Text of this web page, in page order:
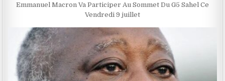
Emmanuel Macron Va Participer Au Sommet Du G5 Sahel Ce
Vendredi 9 juillet